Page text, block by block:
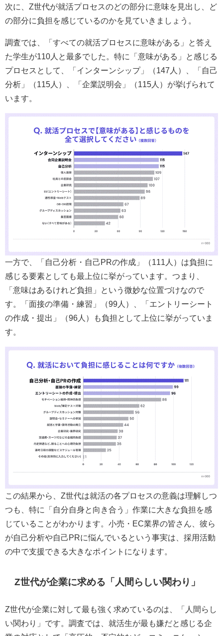
次に、Z世代が就活プロセスのどの部分に意味を見出し、ど
の部分に負担を感じているのかを見ていきましょう。
調査では、「すべての就活プロセスに意味がある」と答え
た学生が110人と最多でした。特に「意味がある」と感じる
プロセスとして、「インターンシップ」（147人）、「自己
分析」（115人）、「企業説明会」（115人）が挙げられて
います。
一方で、「自己分析・自己PRの作成」（111人）は負担に
感じる要素としても最上位に挙がっています。つまり、
「意味はあるけれど負担」という微妙な位置づけなので
す。「面接の準備・練習」（99人）、「エントリーシート
の作成・提出」（96人）も負担として上位に挙がっていま
す。
この結果から、Z世代は就活の各プロセスの意義は理解しつ
つも、特に「自分自身と向き合う」作業に大きな負担を感
じていることがわかります。小売・EC業界の皆さん、彼ら
が自己分析や自己PRに悩んでいるという事実は、採用活動
の中で支援できる大きなポイントになります。
Z世代が企業に求める「人間らしい関わり」
Z世代が企業に対して最も強く求めているのは、「人間らし
い関わり」です。調査では、就活生が最も嫌だと感じる企